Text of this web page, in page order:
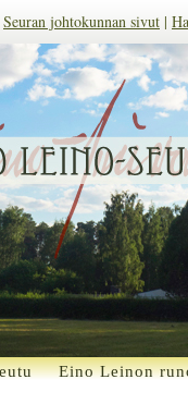
Seuran johtokunnan sivut |
Eino Leinon